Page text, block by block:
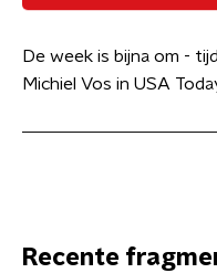
De week is bijna om -
Michiel Vos in USA
Recente